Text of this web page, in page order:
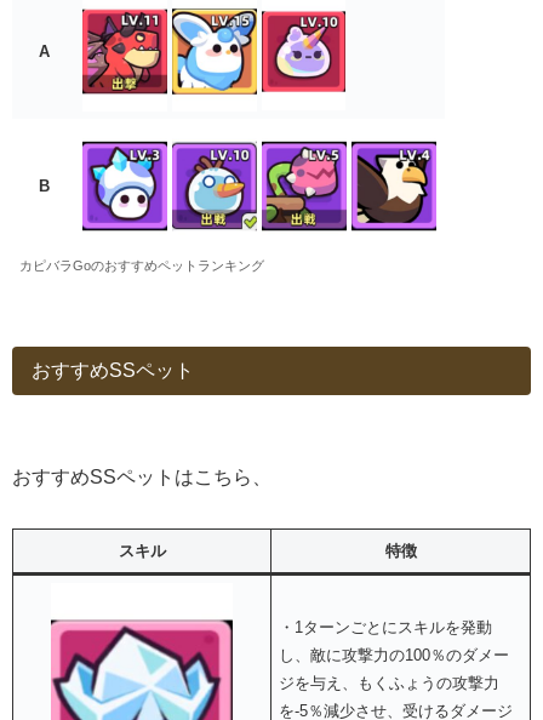
A
B
カピバラGoのおすすめペットランキング
おすすめSSペット
おすすめSSペットはこちら、
スキル 特徴
・1ターンごとにスキルを発動
し、敵に攻撃力の100％のダメー
ジを与え、もくふょうの攻撃力
を-5％減少させ、受けるダメージ